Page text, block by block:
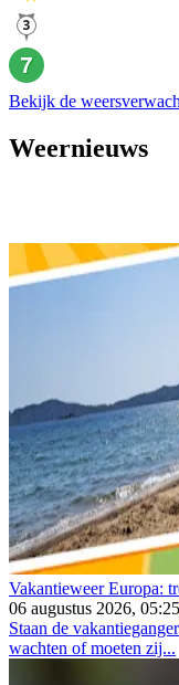
Bekijk de
Weernieuws
Vakantieweer Europa:
06 augustus 2026, 05:25
Staan de
wachten of moeten zij...